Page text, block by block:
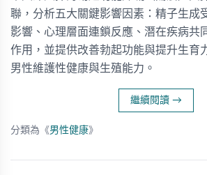
聯，分析五大關鍵影響因素：精子生成
影響、心理層面連鎖反應、潛在疾病共
作用，並提供改善勃起功能與提升生育
男性維護性健康與生殖能力。
繼續閱讀 →
分類為《男性健康》